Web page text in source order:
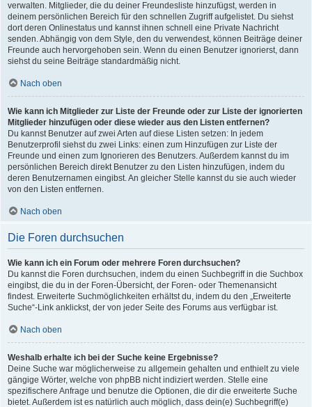
verwalten. Mitglieder, die du deiner Freundesliste hinzufügst, werden in
deinem persönlichen Bereich für den schnellen Zugriff aufgelistet. Du siehst
dort deren Onlinestatus und kannst ihnen schnell eine Private Nachricht
senden. Abhängig von dem Style, den du verwendest, können Beiträge deiner
Freunde auch hervorgehoben sein. Wenn du einen Benutzer ignorierst, dann
siehst du seine Beiträge standardmäßig nicht.
Nach oben
Wie kann ich Mitglieder zur Liste der Freunde oder zur Liste der ignorierten
Mitglieder hinzufügen oder diese wieder aus den Listen entfernen?
Du kannst Benutzer auf zwei Arten auf diese Listen setzen: In jedem
Benutzerprofil siehst du zwei Links: einen zum Hinzufügen zur Liste der
Freunde und einen zum Ignorieren des Benutzers. Außerdem kannst du im
persönlichen Bereich direkt Benutzer zu den Listen hinzufügen, indem du
deren Benutzernamen eingibst. An gleicher Stelle kannst du sie auch wieder
von den Listen entfernen.
Nach oben
Die Foren durchsuchen
Wie kann ich ein Forum oder mehrere Foren durchsuchen?
Du kannst die Foren durchsuchen, indem du einen Suchbegriff in die Suchbox
eingibst, die du in der Foren-Übersicht, der Foren- oder Themenansicht
findest. Erweiterte Suchmöglichkeiten erhältst du, indem du den „Erweiterte
Suche“-Link anklickst, der von jeder Seite des Forums aus verfügbar ist.
Nach oben
Weshalb erhalte ich bei der Suche keine Ergebnisse?
Deine Suche war möglicherweise zu allgemein gehalten und enthielt zu viele
gängige Wörter, welche von phpBB nicht indiziert werden. Stelle eine
spezifischere Anfrage und benutze die Optionen, die dir die erweiterte Suche
bietet. Außerdem ist es natürlich auch möglich, dass dein(e) Suchbegriff(e)